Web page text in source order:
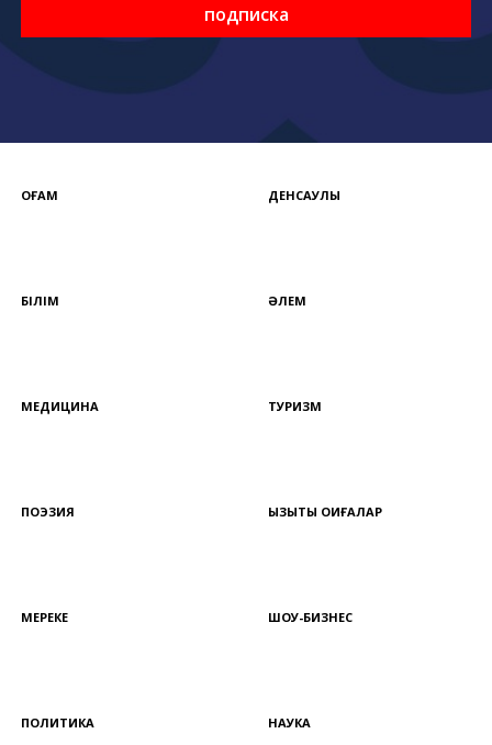
подписка
ҚОҒАМ ДЕНСАУЛЫҚ
БІЛІМ ӘЛЕМ
МЕДИЦИНА ТУРИЗМ
ПОЭЗИЯ ҚЫЗЫҚТЫ ОҚИҒАЛАР
МЕРЕКЕ ШОУ-БИЗНЕС
ПОЛИТИКА НАУКА